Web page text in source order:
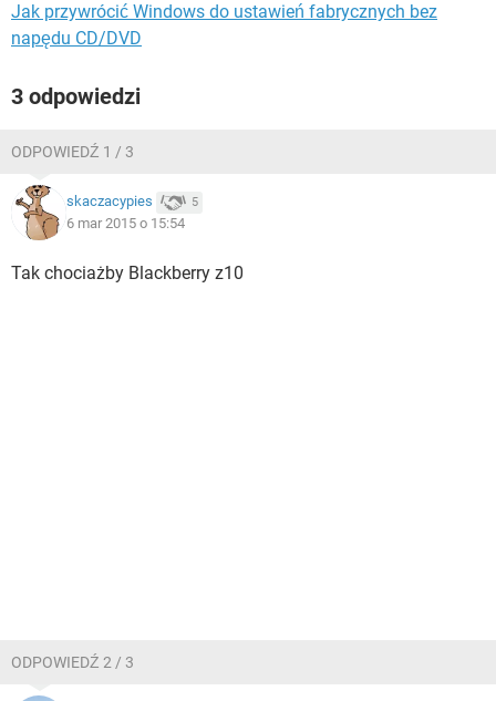
Jak przywrócić Windows do ustawień fabrycznych bez
napędu CD/DVD
3 odpowiedzi
ODPOWIEDŹ 1 / 3
skaczacypies 5
6 mar 2015 o 15:54
Tak chociażby Blackberry z10
ODPOWIEDŹ 2 / 3